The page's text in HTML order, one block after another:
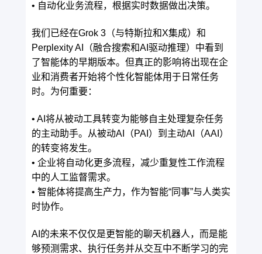
• 自动化业务流程，根据实时数据做出决策。
我们已经在Grok 3（与特斯拉和X集成）和
Perplexity AI（融合搜索和AI驱动推理）中看到
了智能体的早期版本。但真正的影响将出现在企
业和消费者开始将个性化智能体用于日常任务
时。为何重要：
• AI将从被动工具转变为能够自主处理复杂任务
的主动助手。从被动AI（PAI）到主动AI（AAI）
的转变将发生。
• 企业将自动化更多流程，减少重复性工作流程
中的人工监督需求。
• 智能体将提高生产力，作为智能“同事”与人类实
时协作。
AI的未来不仅仅是更智能的聊天机器人，而是能
够预测需求、执行任务并从交互中不断学习的完